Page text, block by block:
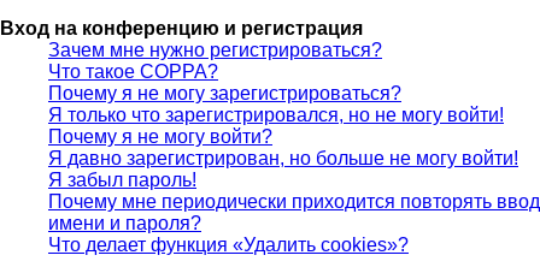
Вход на конференцию и регистрация
Зачем мне нужно регистрироваться?
Что такое COPPA?
Почему я не могу зарегистрироваться?
Я только что зарегистрировался, но не могу войти!
Почему я не могу войти?
Я давно зарегистрирован, но больше не могу войти!
Я забыл пароль!
Почему мне периодически приходится повторять ввод
имени и пароля?
Что делает функция «Удалить cookies»?